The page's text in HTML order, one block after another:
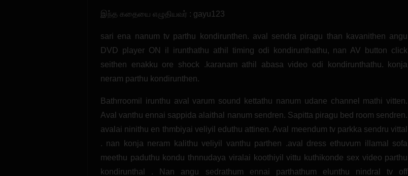
இந்த கதையை எழுதியவர் : gayu123
sari ena nanum tv parthu kondirunthen. aval sendra piragu than kavanithen angu
DVD player ON il irunthathu athil timing odi kondirunthathu, nan AV button click
seithen enakku ore shock .karanam athil abasa video odi kondirunthathu. konja
neram parthu kondirunthen.
Bathrroomil irunthu aval varum sound kettathu nanum udane channel mathi vitten.
Aval vanthu ennai sappida alaithal nanum sendren. Sapitta piragu bed room sendren.
avalai ninithu en thmbiyai veliyil eduthu attinen. Aval meendum tv parkka sendru vittal
. nan konja neram kalithu veliyil vanthu parthen .aval dress ethuvum illamal sofa
meethu paduthu kondu thnnudaya viralai koothiyil vittu kuthikonde sex video parthu
kondirunthal . Nan angu sedrathum ennai parthathum elunthu nindral tv off